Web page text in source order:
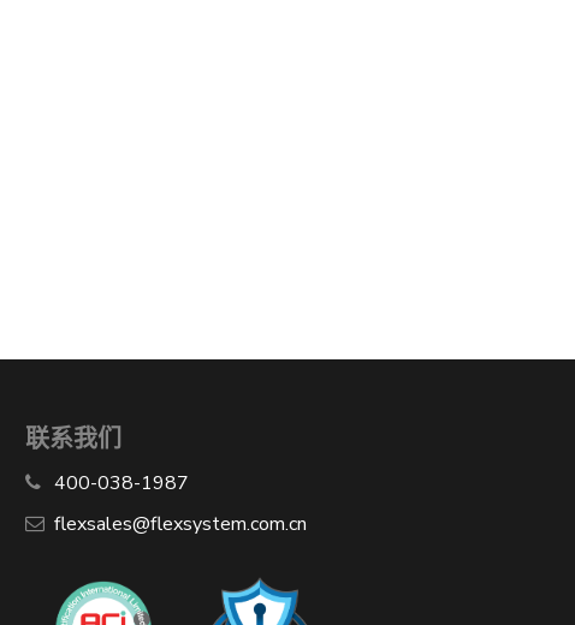
联系我们
400-038-1987
​flexsales@flexsystem.com.cn